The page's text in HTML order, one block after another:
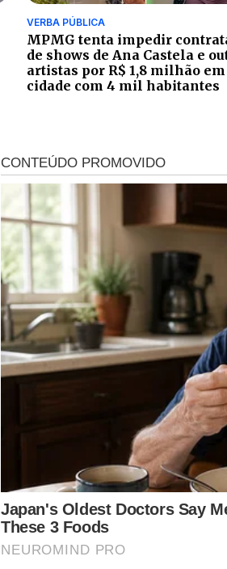
VERBA PÚBLICA
MPMG tenta impedir
de shows de Ana Castela e
artistas por R$ 1,8 milhão em
cidade com 4 mil habitantes